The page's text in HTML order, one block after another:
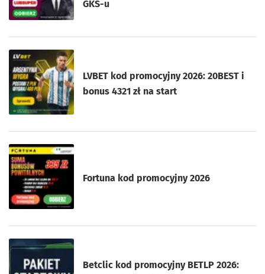
GKS-u
LVBET kod promocyjny 2026: 20BEST i
bonus 4321 zł na start
Fortuna kod promocyjny 2026
Betclic kod promocyjny BETLP 2026: